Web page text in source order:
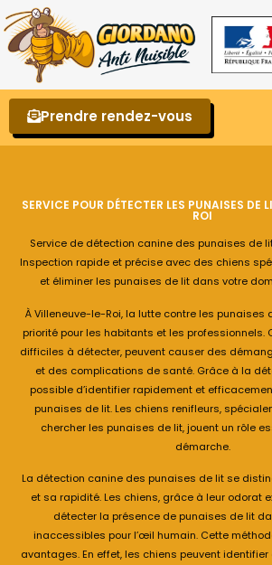
Prendre rendez-vous
SERVICE POUR DÉTECTER LES PUNAISES DE
ROI
Service de détection canine des punaises de
Inspection rapide et précise avec des chiens
et éliminer les punaises de lit dans votre
À Villeneuve-le-Roi, la lutte contre les punaises
priorité pour les habitants et les professionnels.
difficiles à détecter, peuvent causer des
et des complications de santé. Grâce à la
possible d’identifier rapidement et
punaises de lit. Les chiens renifleurs,
chercher les punaises de lit, jouent un rôle
démarche.
La détection canine des punaises de lit se
et sa rapidité. Les chiens, grâce à leur odorat
détecter la présence de punaises de lit
inaccessibles pour l’œil humain. Cette
avantages. En effet, les chiens peuvent